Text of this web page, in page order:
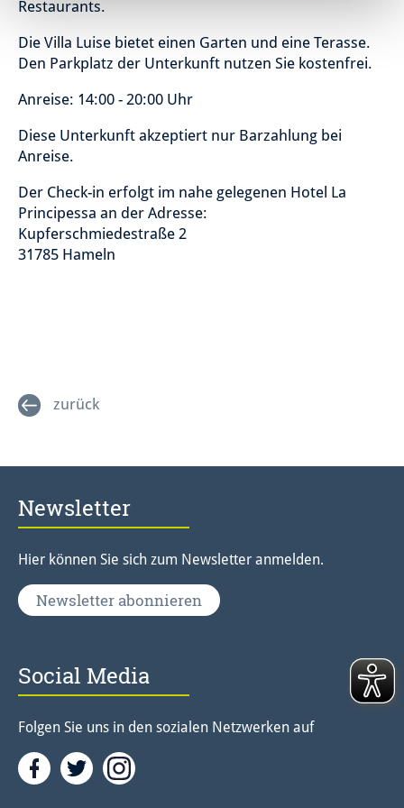
Restaurants.
Die Villa Luise bietet einen Garten und eine Terasse.
Den Parkplatz der Unterkunft nutzen Sie kostenfrei.
Anreise: 14:00 - 20:00 Uhr
Diese Unterkunft akzeptiert nur Barzahlung bei
Anreise.
Der Check-in erfolgt im nahe gelegenen Hotel La
Principessa an der Adresse:
Kupferschmiedestraße 2
31785 Hameln
zurück
Newsletter
Hier können Sie sich zum Newsletter anmelden.
Newsletter abonnieren
Social Media
Folgen Sie uns in den sozialen Netzwerken auf
FacebookTwitter<